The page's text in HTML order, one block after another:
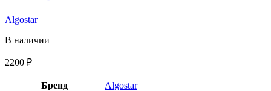
Algostar
В наличии
2200 ₽
Бренд Algostar